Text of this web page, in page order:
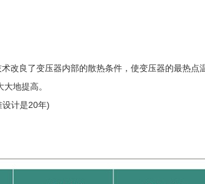
良了变压器内部的散热条件，使变压器的最热点
地提高。
计是20年)